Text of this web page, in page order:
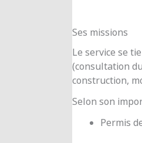
Ses missions
Le service se
(consultation
construction,
Selon son
Permis